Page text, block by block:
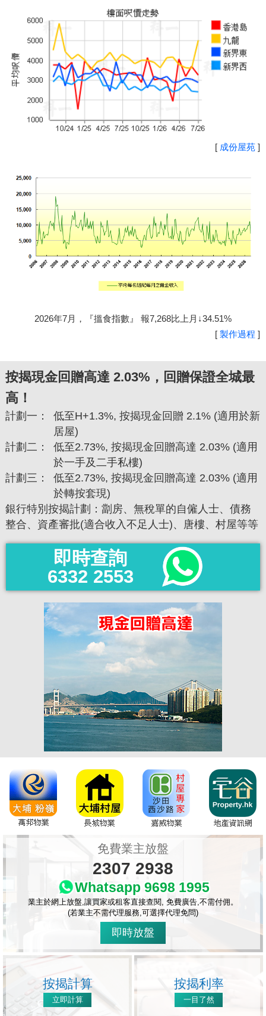
[ 成份屋苑 ]
2026年7月，『搵食指數』 報7,268比上月↓34.51%
[ 製作過程 ]
按揭現金回贈高達 2.03%，回贈保證全城最
高！
計劃一：
低至H+1.3%, 按揭現金回贈 2.1% (適用於新
居屋)
計劃二：
低至2.73%, 按揭現金回贈高達 2.03% (適用
於一手及二手私樓)
計劃三：
低至2.73%, 按揭現金回贈高達 2.03% (適用
於轉按套現)
銀行特別按揭計劃：劏房、無稅單的自僱人士、債務
整合、資產審批(適合收入不足人士)、唐樓、村屋等等
即時查詢
6332 2553
免費業主放盤
2307 2938
Whatsapp 9698 1995
業主於網上放盤,讓買家或租客直接查閱, 免費廣告,不需付佣。
(若業主不需代理服務,可選擇代理免問)
即時放盤
按揭計算
立即計算
按揭利率
一目了然